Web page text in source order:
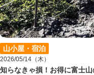
山小屋・宿泊
2026/05/14（木）
知らなきゃ損！お得に富士